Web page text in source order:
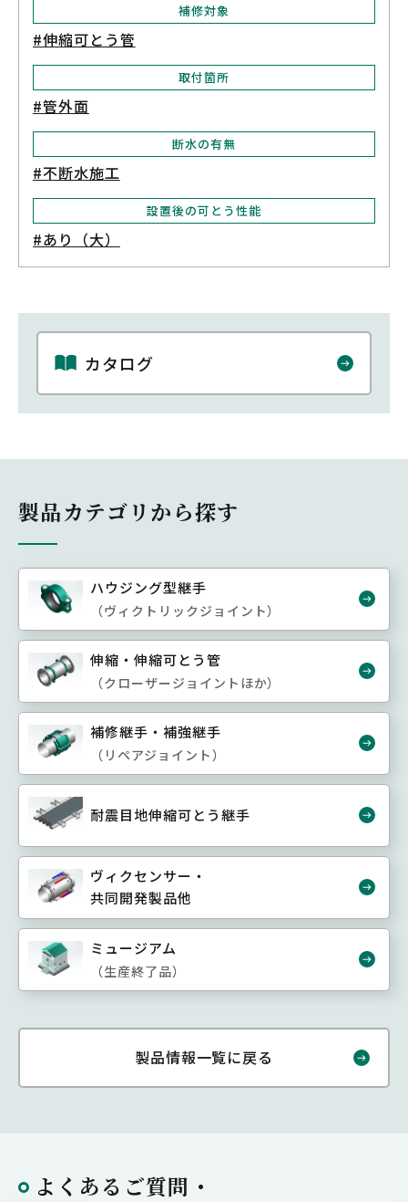
補修対象
#伸縮可とう管
取付箇所
#管外面
断水の有無
#不断水施工
設置後の可とう性能
#あり（大）
カタログ
製品カテゴリから探す
ハウジング型継手
（ヴィクトリックジョイント）
伸縮・伸縮可とう管
（クローザージョイントほか）
補修継手・補強継手
（リペアジョイント）
耐震目地伸縮可とう継手
ヴィクセンサー・
共同開発製品他
ミュージアム
（生産終了品）
製品情報一覧に戻る
よくあるご質問・